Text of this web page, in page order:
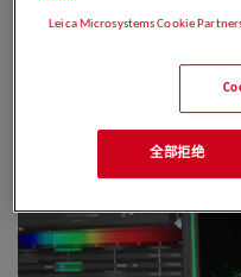
开始接触了显微成像
Leica Microsystems Cookie
全部拒绝